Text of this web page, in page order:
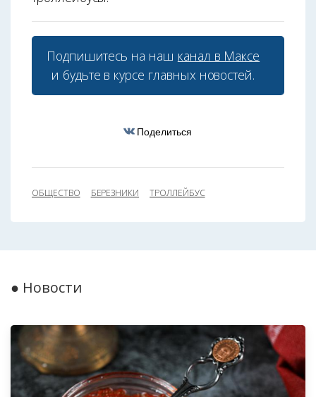
Подпишитесь на наш канал в Максе
и будьте в курсе главных новостей.
Поделиться
ОБЩЕСТВО БЕРЕЗНИКИ ТРОЛЛЕЙБУС
● Новости